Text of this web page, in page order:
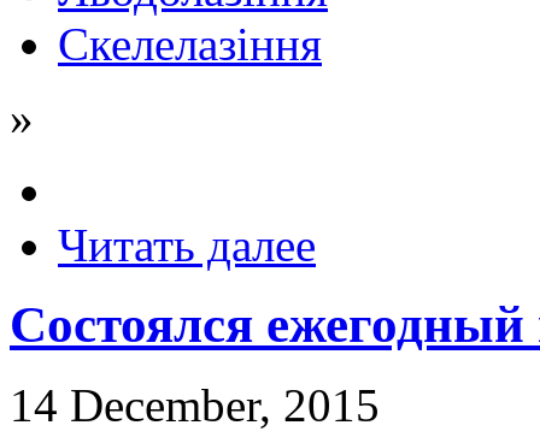
Скелелазіння
»
Читать далее
Состоялся
14 December, 2015